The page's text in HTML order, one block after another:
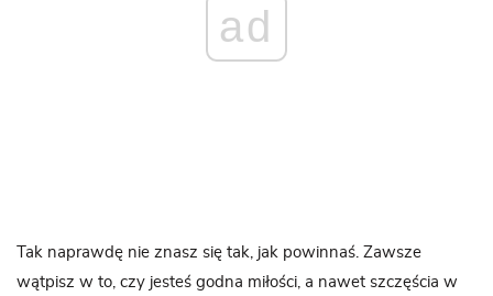
ad
Tak naprawdę nie znasz się tak, jak powinnaś. Zawsze
wątpisz w to, czy jesteś godna miłości, a nawet szczęścia w